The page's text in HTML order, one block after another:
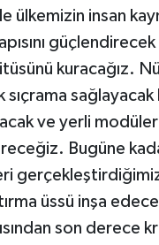
ülkemizin insan
güçlendirecek
kuracağız.
sıçrama
ve yerli
Bugüne
üssü inşa
son derece